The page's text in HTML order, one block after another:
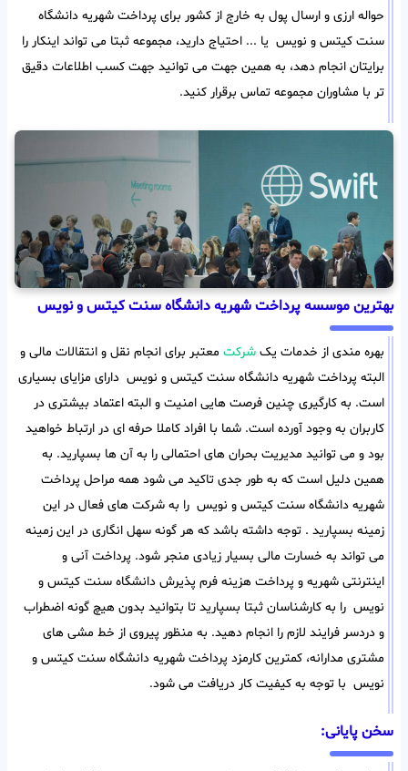
حواله ارزی و ارسال پول به خارج از کشور برای پرداخت شهریه دانشگاه
سنت کیتس و نویس یا ... احتیاج دارید، مجموعه ثبتا می تواند اینکار را
برایتان انجام دهد، به همین جهت می توانید جهت کسب اطلاعات دقیق
تر با مشاوران مجموعه تماس برقرار کنید.
بهترین موسسه پرداخت شهریه دانشگاه سنت کیتس و نویس
بهره مندی از خدمات یک شرکت معتبر برای انجام نقل و انتقالات مالی و
البته پرداخت شهریه دانشگاه سنت کیتس و نویس دارای مزایای بسیاری
است. به کارگیری چنین فرصت هایی امنیت و البته اعتماد بیشتری در
کاربران به وجود آورده است. شما با افراد کاملا حرفه ای در ارتباط خواهید
بود و می توانید مدیریت بحران های احتمالی را به آن ها بسپارید. به
همین دلیل است که به طور جدی تاکید می شود همه مراحل پرداخت
شهریه دانشگاه سنت کیتس و نویس را به شرکت های فعال در این
زمینه بسپارید . توجه داشته باشد که هر گونه سهل انگاری در این زمینه
می تواند به خسارت مالی بسیار زیادی منجر شود. پرداخت آنی و
اینترنتی شهریه و پرداخت هزینه فرم پذیرش دانشگاه سنت کیتس و
نویس را به کارشناسان ثبتا بسپارید تا بتوانید بدون هیچ گونه اضطراب
و دردسر فرایند لازم را انجام دهید. به منظور پیروی از خط مشی های
مشتری مدارانه، کمترین کارمزد پرداخت شهریه دانشگاه سنت کیتس و
نویس با توجه به کیفیت کار دریافت می شود.
سخن پایانی: